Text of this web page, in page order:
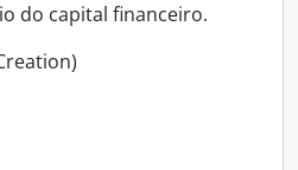
do capital financeiro.